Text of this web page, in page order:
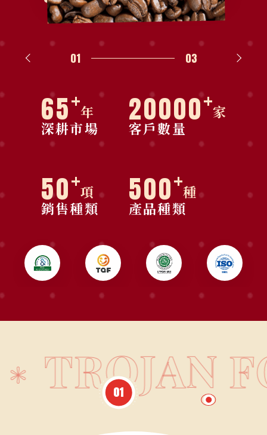
01 03
65+年
深耕市場
20000+家
客戶數量
50+項
銷售種類
500+種
產品種類
TROJAN